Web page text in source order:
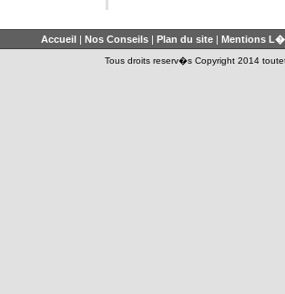
Accueil| Nos Conseils| Plan du site| Mentions
Tous droits reserv�s Copyright 2014